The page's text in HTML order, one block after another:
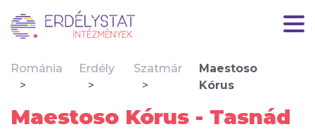
Románia Erdély Szatmár
Maestoso
Kórus
Maestoso Kórus - Tasnád